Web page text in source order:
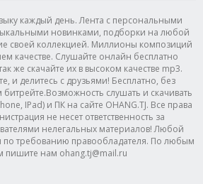
каждый день. Лента с персональными
новинками, подборки на любой
своей коллекцией. Миллионы композиций
качестве. Слушайте онлайн бесплатно
же скачайте их в высоком качестве mp3.
и делитесь с друзьями! Бесплатно, без
слушать и скачивать
IPad) и ПК на сайте OHANG.TJ. Все права
не несет ответственность за
нелегальных материалов! Любой
по требованию правообладателя. По любым
пишите нам ohang.tj@mail.ru